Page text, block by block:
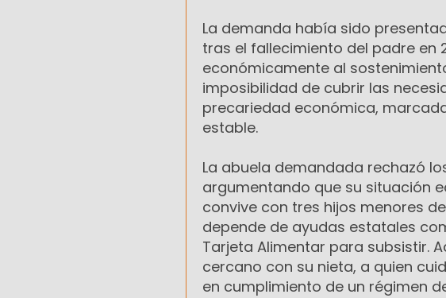
La demanda había sido
tras el fallecimiento del padre en
económicamente al
imposibilidad de cubrir las
precariedad económica,
estable.
La abuela demandada rechazó
argumentando que su situación
convive con tres hijos menores
depende de ayudas estatales
Tarjeta Alimentar para subsistir.
cercano con su nieta, a quien
en cumplimiento de un régimen